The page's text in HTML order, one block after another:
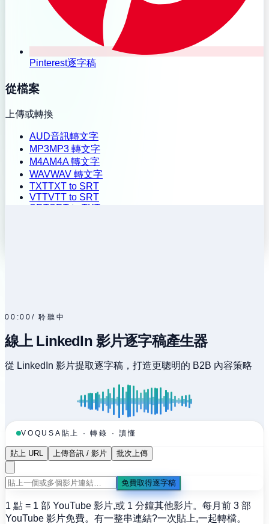
Pinterest逐字稿
從檔案
上傳或轉換
AUD音訊轉文字
MP3MP3 轉文字
M4AM4A 轉文字
WAVWAV 轉文字
TXTTXT to SRT
VTTVTT to SRT
SRTSRT to TXT
00:00 /聆聽中
線上 LinkedIn 影片逐字稿產生器
從 LinkedIn 影片提取逐字稿，打造更聰明的 B2B 內容策略
VOQUSA 貼上 · 轉錄 · 讀懂
貼上 URL 上傳音訊 / 影片 批次上傳
免費取得逐字稿
1 點 = 1 部 YouTube 影片,或 1 分鐘其他影片。每月前 3 部
YouTube 影片免費。 有一整串連結?一次貼上,一起轉檔。